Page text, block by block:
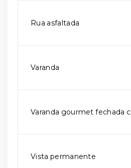
Rua asfaltada
Varanda
Varanda gourmet fechada c
Vista permanente